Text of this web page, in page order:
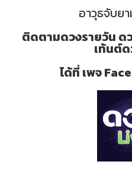
อาวุธจับย
ติดตามดวงรายวัน ด
เท้นต์
ได้ที่ เพจ